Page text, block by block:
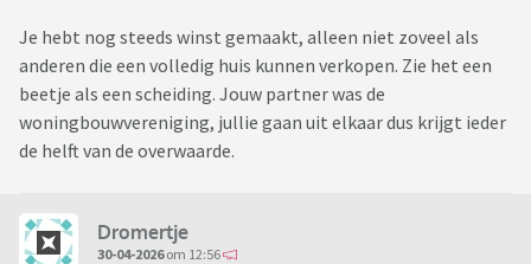
Je hebt nog steeds winst gemaakt, alleen niet zoveel als
anderen die een volledig huis kunnen verkopen. Zie het een
beetje als een scheiding. Jouw partner was de
woningbouwvereniging, jullie gaan uit elkaar dus krijgt ieder
de helft van de overwaarde.
Dromertje
30-04-2026om 12:56